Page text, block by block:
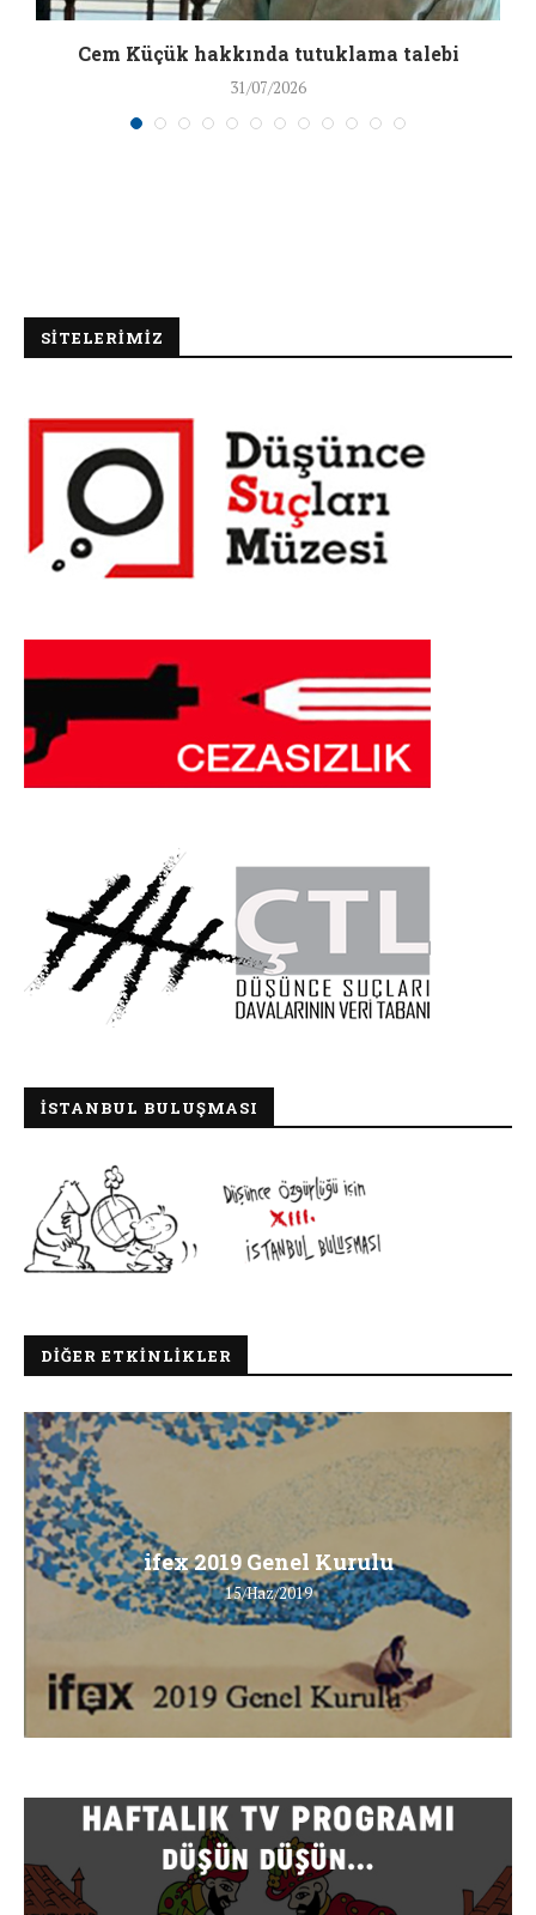
Cem Küçük hakkında tutuklama talebi
31/07/2026
SİTELERİMİZ
İSTANBUL BULUŞMASI
DIĞER ETKINLIKLER
ifex 2019 Genel Kurulu
15/Haz/2019